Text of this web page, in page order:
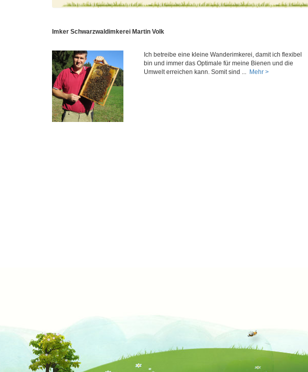
Imker Schwarzwaldimkerei Martin Volk
Ich betreibe eine kleine Wanderimkerei, damit ich flexibel
bin und immer das Optimale für meine Bienen und die
Umwelt erreichen kann. Somit sind ... Mehr >